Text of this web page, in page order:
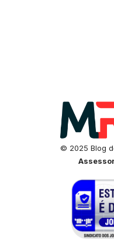
© 2025 Blog